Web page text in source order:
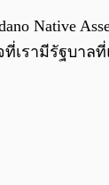
Native
เรามีรัฐบาล